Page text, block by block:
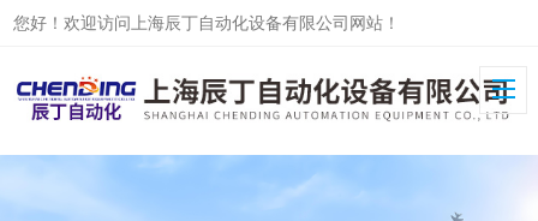
您好！欢迎访问上海辰丁自动化设备有限公司网站！